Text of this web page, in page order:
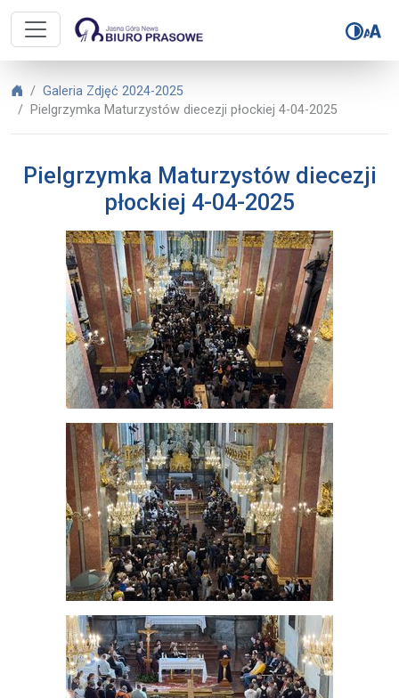
Biuro Prasowe Jasnej Góry –
Biuro Prasowe Jasnej Góry
Galeria Zdjęć 2024-2025
Pielgrzymka Maturzystów diecezji płockiej 4-04-2025
Pielgrzymka Maturzystów diecezji
płockiej 4-04-2025